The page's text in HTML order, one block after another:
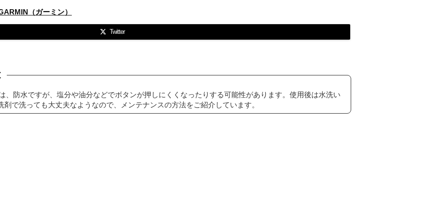
（ガーミン）
Twitter
、防水ですが、塩分や油分などでボタンが押しにくくなったりする可能性があります。使用後は水洗い
で洗っても大丈夫なようなので、メンテナンスの方法をご紹介しています。